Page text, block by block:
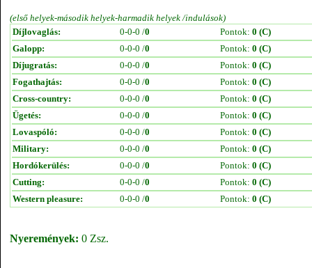
(első helyek-második helyek-harmadik helyek /indulások)
Díjlovaglás:
0-0-0 /0 Pontok: 0 (C)
Galopp:
0-0-0 /0 Pontok: 0 (C)
Díjugratás:
0-0-0 /0 Pontok: 0 (C)
Fogathajtás:
0-0-0 /0 Pontok: 0 (C)
Cross-country:
0-0-0 /0 Pontok: 0 (C)
Ügetés:
0-0-0 /0 Pontok: 0 (C)
Lovaspóló:
0-0-0 /0 Pontok: 0 (C)
Military:
0-0-0 /0 Pontok: 0 (C)
Hordókerülés:
0-0-0 /0 Pontok: 0 (C)
Cutting:
0-0-0 /0 Pontok: 0 (C)
Western pleasure:
0-0-0 /0 Pontok: 0 (C)
Nyeremények: 0 Zsz.